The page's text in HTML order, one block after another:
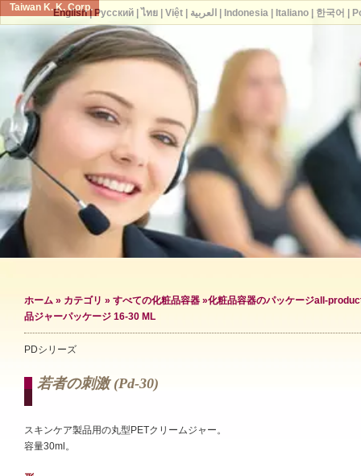
Taiwan K. K. Corp.
ホーム » カテゴリ » すべての化粧品容器 »化粧品容器のパッケージall-
品ジャーパッケージ 16-30 ML
PDシリーズ
若者の刺激 (pd-30)
スキンケア製品用の丸型PETクリームジャー。
容量30ml。
English| Русский| ไทย| Việt| العربية Indonesia| Italiano| 한국어